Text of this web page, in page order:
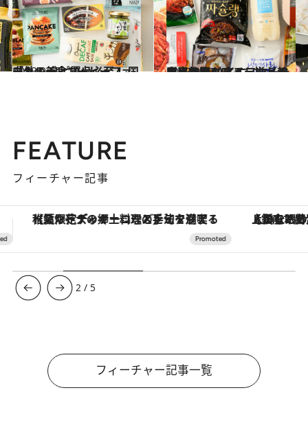
2023.9.15
「カルディコーヒーファーム」 リピ買い必至！ 国内外の美食10点
グルメ 2023.9.17
本場韓国グルメを揃えるならここ！ イエスマートの売れ筋10アイテム【韓国出身者も唸る、リトルコリア】
グルメ
FEATURE
フィーチャー記事
【銀座で出合う最旬美容】美髪ケアや上質な眠り…セルフケアのアップデートから、特別な名入れギフトまで。大人のための「ReFa GINZA」クルーズ
3 / 5
フィーチャー記事一覧